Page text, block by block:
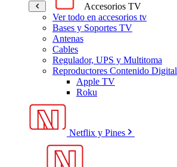
Accesorios TV
Ver todo en accesorios tv
Bases y Soportes TV
Antenas
Cables
Regulador, UPS y Multitoma
Reproductores Contenido Digital
Apple TV
Roku
Netflix y Pines